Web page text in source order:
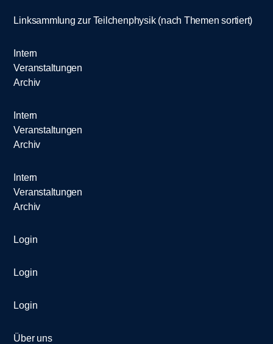
Linksammlung zur Teilchenphysik (nach Themen sortiert)
Intern
Veranstaltungen
Archiv
Intern
Veranstaltungen
Archiv
Intern
Veranstaltungen
Archiv
Login
Login
Login
Über uns